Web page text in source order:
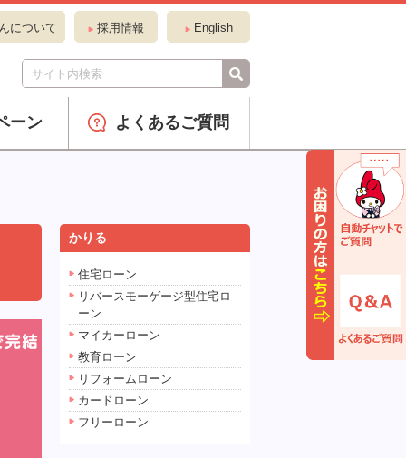
について 採用情報 English
ーン よくあるご質問
かりる
住宅ローン
リバースモーゲージ型住宅ロ
ーン
マイカーローン
教育ローン
リフォームローン
カードローン
フリーローン